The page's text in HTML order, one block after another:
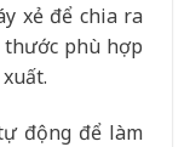
xẻ để chia ra
phù hợp
động để làm